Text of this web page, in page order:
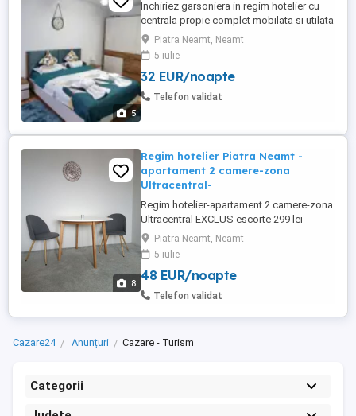
5
Inchiriez garsoniera in regim hotelier cu
centrala propie complet mobilata si utilata
zona PRECISTA langa piata bistritei in
apropiere de kaufland, lidl,profi si farmaci.
Dotarii: Pat matrimonial 200 160cm Masina
de spalat,Frigider Aragaz, Cuptor,.cuptor
cu microunde smart Tv,Wifi Prosoape
Piatra Neamt, Neamt
5 iulie
32 EUR/noapte
Telefon validat
8
Regim hotelier Piatra Neamt -
apartament 2 camere-zona
Ultracentral-
Regim hotelier-apartament 2 camere-zona
Ultracentral EXCLUS escorte 299 lei
noapte 249 lei noapte (cel putin 2 nopti)
Capacitate de 4 persoane.
Piatra Neamt, Neamt
5 iulie
48 EUR/noapte
Telefon validat
Cazare24 Anunțuri Cazare - Turism
Categorii